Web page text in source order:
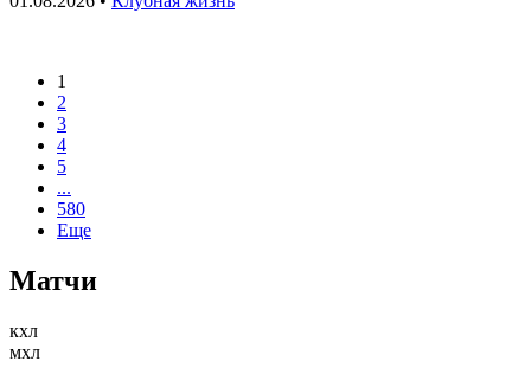
1
2
3
4
5
...
580
Еще
Матчи
кхл
мхл